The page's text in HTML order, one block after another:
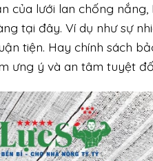
của lưới lan chống
tại đây. Ví dụ như sự
tiện. Hay chính sách
ưng ý và an tâm tuyệt